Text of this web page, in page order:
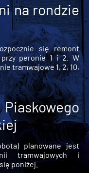
na rondzie
się remont
przy peronie 1 i 2. W
tramwajowe 1, 2, 10,
planowane jest
tramwajowych i
poniżej.